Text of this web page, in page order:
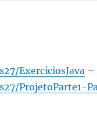
ExerciciosJava –
ProjetoParte1-